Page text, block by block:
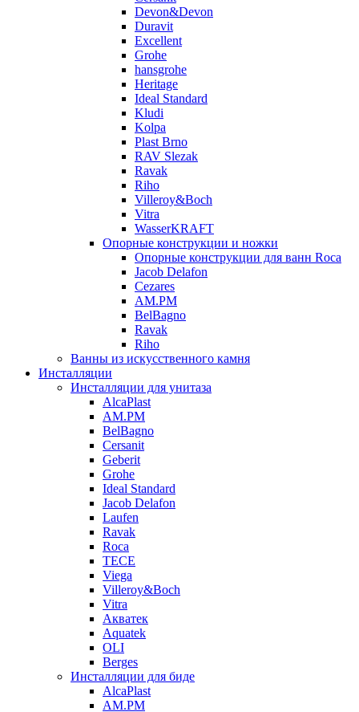
Devon&Devon
Duravit
Excellent
Grohe
hansgrohe
Heritage
Ideal Standard
Kludi
Kolpa
Plast Brno
RAV Slezak
Ravak
Riho
Villeroy&Boch
Vitra
WasserKRAFT
Опорные конструкции и ножки
Опорные конструкции для ванн Roca
Jacob Delafon
Cezares
AM.PM
BelBagno
Ravak
Riho
Ванны из искусственного камня
Инсталляции
Инсталляции для унитаза
AlcaPlast
AM.PM
BelBagno
Cersanit
Geberit
Grohe
Ideal Standard
Jacob Delafon
Laufen
Ravak
Roca
TECE
Viega
Villeroy&Boch
Vitra
Акватек
Aquatek
OLI
Berges
Инсталляции для биде
AlcaPlast
AM.PM